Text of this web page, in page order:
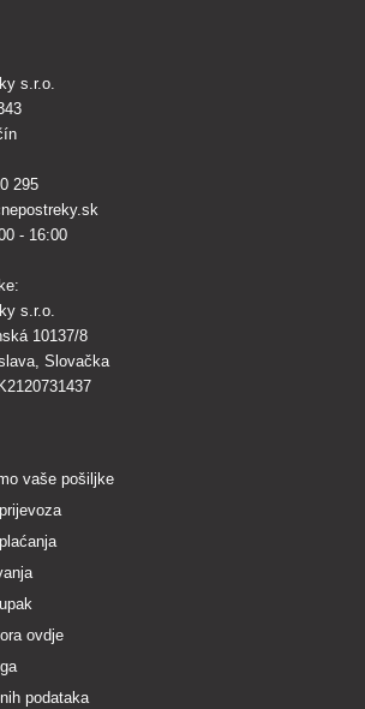
s.r.o.
295
- 16:00
s.r.o.
10137/8
Slovačka
vaše pošiljke
ovdje
podataka